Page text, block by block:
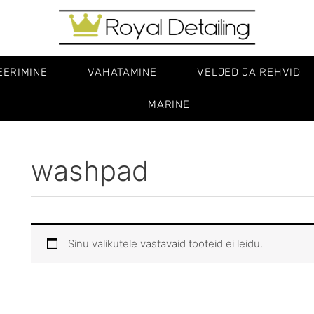
VAHATAMINE VELJED JA REHVID
MARINE
washpad
Sinu valikutele vastavaid tooteid ei leidu.